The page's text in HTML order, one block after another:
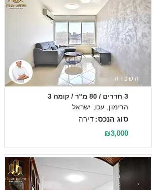
השכרה
3 חדרים / 80 מ"ר / קומה 3
הרימון, עכו, ישראל
דירה סוג הנכס:
₪3,000